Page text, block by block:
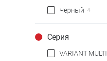
Черный 4
Серия
VARIANT MULTI